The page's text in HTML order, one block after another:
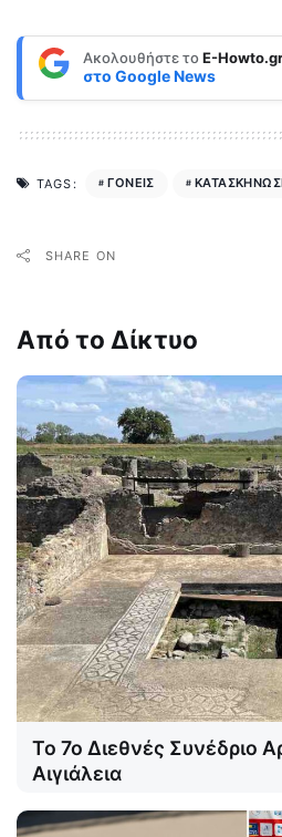
Ακολουθήστε τοE-Howto.gr
στο Google News
TAGS: ΓΟΝΕΙΣ
SHARE ON
Από το Δίκτυο
Το 7ο Διεθνές Συνέδριο
Αιγιάλεια